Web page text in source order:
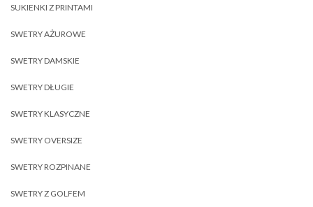
SUKIENKI Z PRINTAMI
SWETRY AŻUROWE
SWETRY DAMSKIE
SWETRY DŁUGIE
SWETRY KLASYCZNE
SWETRY OVERSIZE
SWETRY ROZPINANE
SWETRY Z GOLFEM